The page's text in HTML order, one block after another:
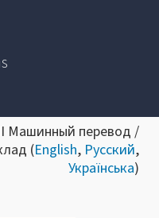
Машинный перевод /
(English, Русский,
Українська)